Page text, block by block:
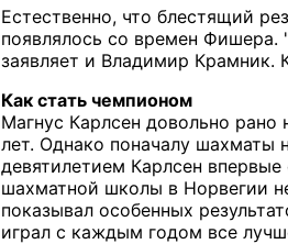
Естественно, что блестящий
появлялось со времен Фишера.
заявляет и Владимир
Как стать чемпионом
Магнус Карлсен довольно рано
лет. Однако поначалу шахматы
девятилетием Карлсен
шахматной школы в Норвегии
показывал особенных
играл с каждым годом все